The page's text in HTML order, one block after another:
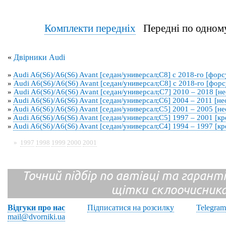
Комплекти передніхПередні по
« Двірники Audi
» Audi A6(S6)/A6(S6) Avant [седан/универсал;C8] с 2018-го
» Audi A6(S6)/A6(S6) Avant [седан/универсал;C8] с 2018-го
» Audi A6(S6)/A6(S6) Avant [седан/универсал;C7] 2010 – 2018
» Audi A6(S6)/A6(S6) Avant [седан/универсал;C6] 2004 – 2011
» Audi A6(S6)/A6(S6) Avant [седан/универсал;C5] 2001 – 2005
» Audi A6(S6)/A6(S6) Avant [седан/универсал;C5] 1997 – 2001
» Audi A6(S6)/A6(S6) Avant [седан/универсал;C4] 1994 – 1997
» 1997 1998 1999 2000 2001
Точний підбір по автівці та
щітки
Відгуки про нас Підписатися на розсилку
Telegram
mail@dvorniki.ua